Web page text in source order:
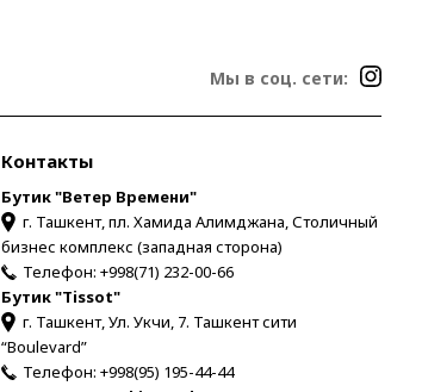
Мы в соц. сети:
Контакты
Бутик "Ветер Времени"
г. Ташкент, пл. Хамида Алимджана, Столичный
бизнес комплекс (западная сторона)
Телефон: +998(71) 232-00-66
Бутик "Tissot"
г. Ташкент, Ул. Укчи, 7. Ташкент сити
“Boulevard”
Телефон: +998(95) 195-44-44